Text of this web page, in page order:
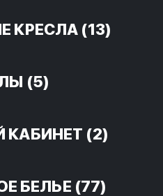
КРЕСЛА (13)
(5)
(2)
БЕЛЬЕ (77)